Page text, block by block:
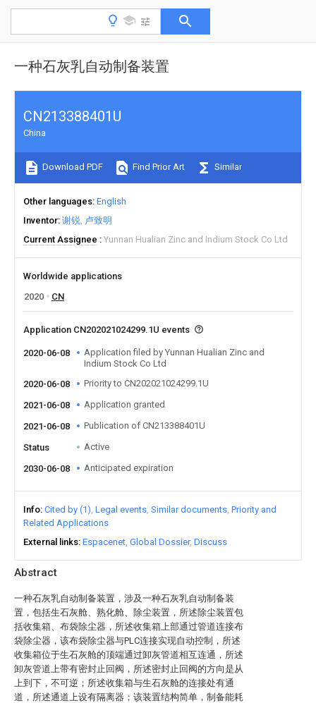
一种石灰乳自动制备装置
Abstract
一种石灰乳自动制备装置，涉及一种石灰乳自动制备装
置，包括生石灰舱、熟化舱、除尘装置，所述除尘装置包
括收集箱、布袋除尘器，所述收集箱上部通过管道连接布
袋除尘器，该布袋除尘器与PLC连接实现自动控制，所述
收集箱位于生石灰舱的顶端通过卸灰管道相互连通，所述
卸灰管道上带有密封止回阀，所述密封止回阀的方向是从
上到下，不可逆；所述收集箱与生石灰舱的连接处有通
道，所述通道上设有隔离器；该装置结构简单，制备能耗
CN213388401U
China
Download PDF Find Prior Art Similar
Other languages English
Inventor 谢锐 卢致明
Current Assignee
Yunnan Hualian Zinc and Indium Stock Co Ltd
Worldwide applications
2020
CN
Application CN202021024299.1U events
2020-06-08
Application filed by Yunnan Hualian Zinc and
Indium Stock Co Ltd
2020-06-08
Priority to CN202021024299.1U
2021-06-08 Application granted
2021-06-08 Publication of CN213388401U
Status Active
2030-06-08 Anticipated expiration
Info Cited by (1) Legal events Similar documents Priority and
Related Applications
External links Espacenet Global Dossier Discuss